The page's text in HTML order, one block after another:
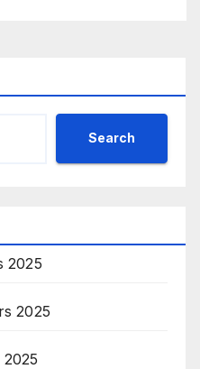
Search
2025
2025